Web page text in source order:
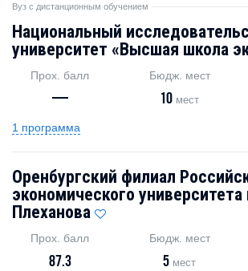
Вуз с дистанционным обучением
Национальный
университет «Высшая школа
Прох. балл
—
Бюдж. мест
10 мест
1 программа
Оренбургский филиал
экономического
Плеханова
Прох. балл
87.3
Бюдж. мест
5 мест